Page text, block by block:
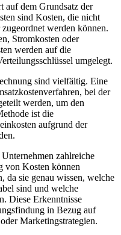
auf dem Grundsatz der
sind Kosten, die nicht
werden können.
Stromkosten oder
werden auf die
umgelegt.
sind vielfältig. Eine
bei der
werden, um den
ist die
aufgrund der
zahlreiche
von Kosten können
da sie genau wissen, welche
sind und welche
Diese Erkenntnisse
in Bezug auf
Marketingstrategien.